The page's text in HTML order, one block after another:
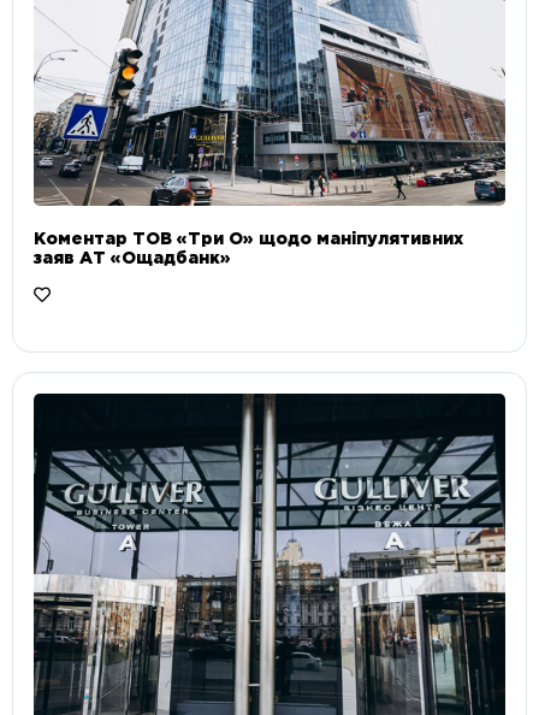
Коментар ТОВ «Три О» щодо маніпулятивних
заяв АТ «Ощадбанк»